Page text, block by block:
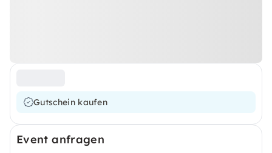
Gutschein kaufen
Event anfragen